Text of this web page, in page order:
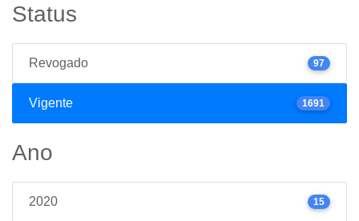
Status
Revogado 97
Vigente 1691
Ano
2020 15